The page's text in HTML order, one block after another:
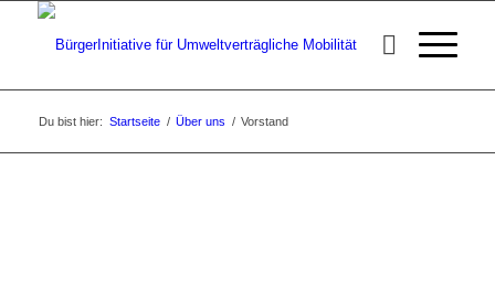
Du bist hier: Startseite / Über uns / Vorstand